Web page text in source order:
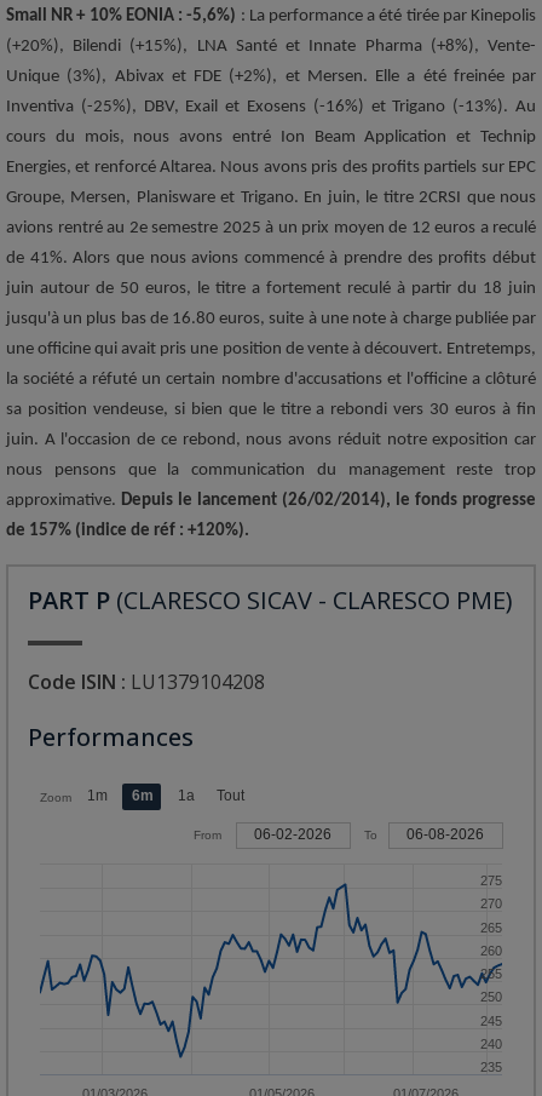
Small NR + 10% EONIA : -5,6%) : La performance a été tirée par Kinepolis
(+20%), Bilendi (+15%), LNA Santé et Innate Pharma (+8%), Vente-
Unique (3%), Abivax et FDE (+2%), et Mersen. Elle a été freinée par
Inventiva (-25%), DBV, Exail et Exosens (-16%) et Trigano (-13%). Au
cours du mois, nous avons entré Ion Beam Application et Technip
Energies, et renforcé Altarea. Nous avons pris des profits partiels sur EPC
Groupe, Mersen, Planisware et Trigano. En juin, le titre 2CRSI que nous
avions rentré au 2e semestre 2025 à un prix moyen de 12 euros a reculé
de 41%. Alors que nous avions commencé à prendre des profits début
juin autour de 50 euros, le titre a fortement reculé à partir du 18 juin
jusqu'à un plus bas de 16.80 euros, suite à une note à charge publiée par
une officine qui avait pris une position de vente à découvert. Entretemps,
la société a réfuté un certain nombre d'accusations et l'officine a clôturé
sa position vendeuse, si bien que le titre a rebondi vers 30 euros à fin
juin. A l'occasion de ce rebond, nous avons réduit notre exposition car
nous pensons que la communication du management reste trop
approximative. Depuis le lancement (26/02/2014), le fonds progresse
de 157% (indice de réf : +120%).
PART P (CLARESCO SICAV - CLARESCO PME)
Code ISIN : LU1379104208
Performances
235
240
245
250
255
260
265
270
275
Zoom 1m 6m 1a Tout
From 06-02-2026 To 06-08-2026